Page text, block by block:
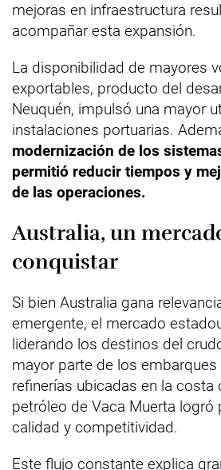
mejoras en infraestructura
acompañar esta expansión.
La disponibilidad de mayores
exportables, producto del
Neuquén, impulsó una mayor
instalaciones portuarias.
modernización de los
permitió reducir tiempos y
de las operaciones.
Australia, un
conquistar
Si bien Australia gana
emergente, el mercado
liderando los destinos del
mayor parte de los embarques
refinerías ubicadas en la costa
petróleo de Vaca Muerta logró
calidad y competitividad.
Este flujo constante explica